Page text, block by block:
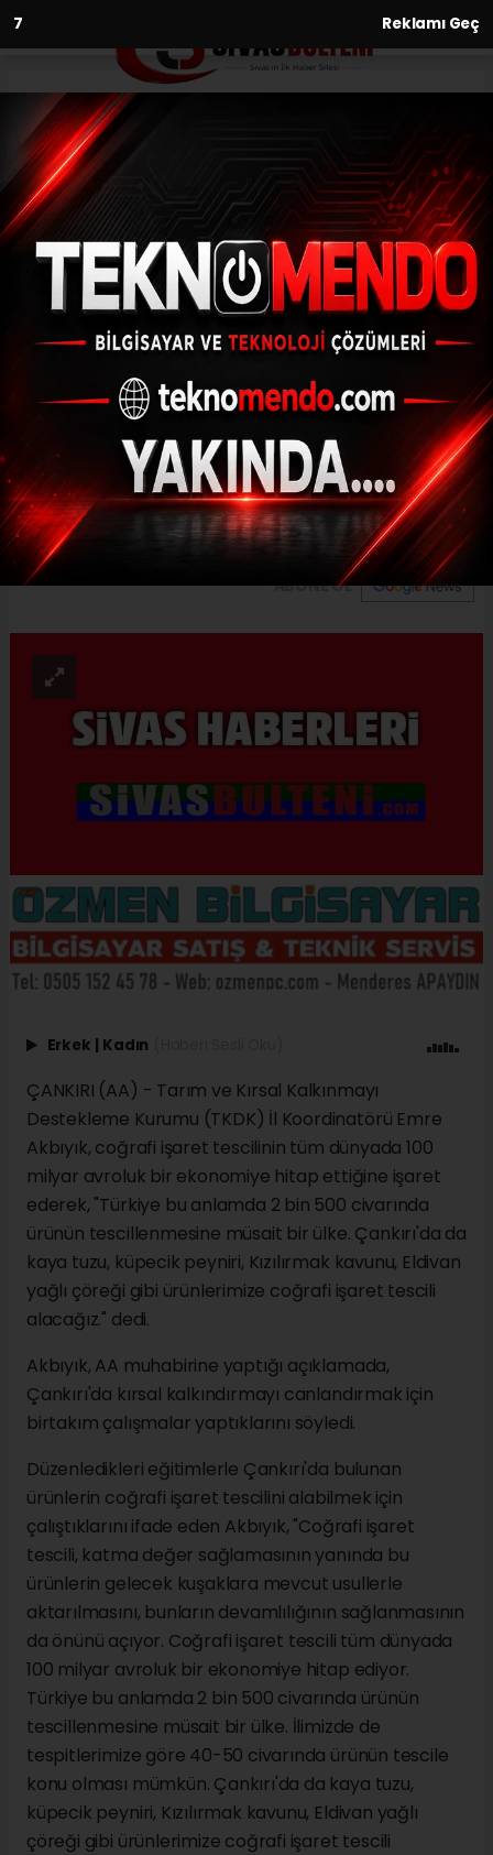
6 Reklamı Geç
Anasayfa Spor
Çankırı'da Coğrafi İşaret
Tescili Alma Çalışmaları
28.08.2017 - 16:33, Güncelleme: 28.08.2017 - 16:33
TKDK Çankırı İl Koordinatörü Akbıyık: -
"Coğrafi işaret tescili tüm dünyada 100
milyar avroluk bir ekonomiye hitap ediyor.
Türkiye bu anlamda 2 bin 500 civarında
ürünün tescillenmesine müsait bir ülke.
Çankırı'da da kaya tuzu, küpecik peyniri,
Kızılırmak
ABONE OL
Erkek | Kadın
ÇANKIRI (AA) - Tarım ve Kırsal Kalkınmayı
Destekleme Kurumu (TKDK) İl Koordinatörü Emre
Akbıyık, coğrafi işaret tescilinin tüm dünyada 100
milyar avroluk bir ekonomiye hitap ettiğine işaret
ederek, "Türkiye bu anlamda 2 bin 500 civarında
ürünün tescillenmesine müsait bir ülke. Çankırı'da da
kaya tuzu, küpecik peyniri, Kızılırmak kavunu, Eldivan
yağlı çöreği gibi ürünlerimize coğrafi işaret tescili
alacağız." dedi.
Akbıyık, AA muhabirine yaptığı açıklamada,
Çankırı'da kırsal kalkındırmayı canlandırmak için
birtakım çalışmalar yaptıklarını söyledi.
Düzenledikleri eğitimlerle Çankırı'da bulunan
ürünlerin coğrafi işaret tescilini alabilmek için
çalıştıklarını ifade eden Akbıyık, "Coğrafi işaret
tescili, katma değer sağlamasının yanında bu
ürünlerin gelecek kuşaklara mevcut usullerle
aktarılmasını, bunların devamlılığının sağlanmasının
da önünü açıyor. Coğrafi işaret tescili tüm dünyada
100 milyar avroluk bir ekonomiye hitap ediyor.
Türkiye bu anlamda 2 bin 500 civarında ürünün
tescillenmesine müsait bir ülke. İlimizde de
tespitlerimize göre 40-50 civarında ürünün tescile
konu olması mümkün. Çankırı'da da kaya tuzu,
küpecik peyniri, Kızılırmak kavunu, Eldivan yağlı
çöreği gibi ürünlerimize coğrafi işaret tescili